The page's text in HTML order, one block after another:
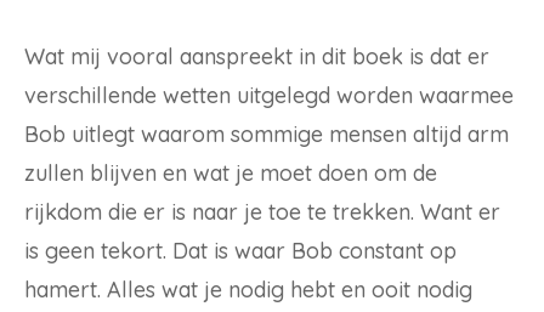
Wat mij vooral aanspreekt in dit boek is dat er
verschillende wetten uitgelegd worden waarmee
Bob uitlegt waarom sommige mensen altijd arm
zullen blijven en wat je moet doen om de
rijkdom die er is naar je toe te trekken. Want er
is geen tekort. Dat is waar Bob constant op
hamert. Alles wat je nodig hebt en ooit nodig